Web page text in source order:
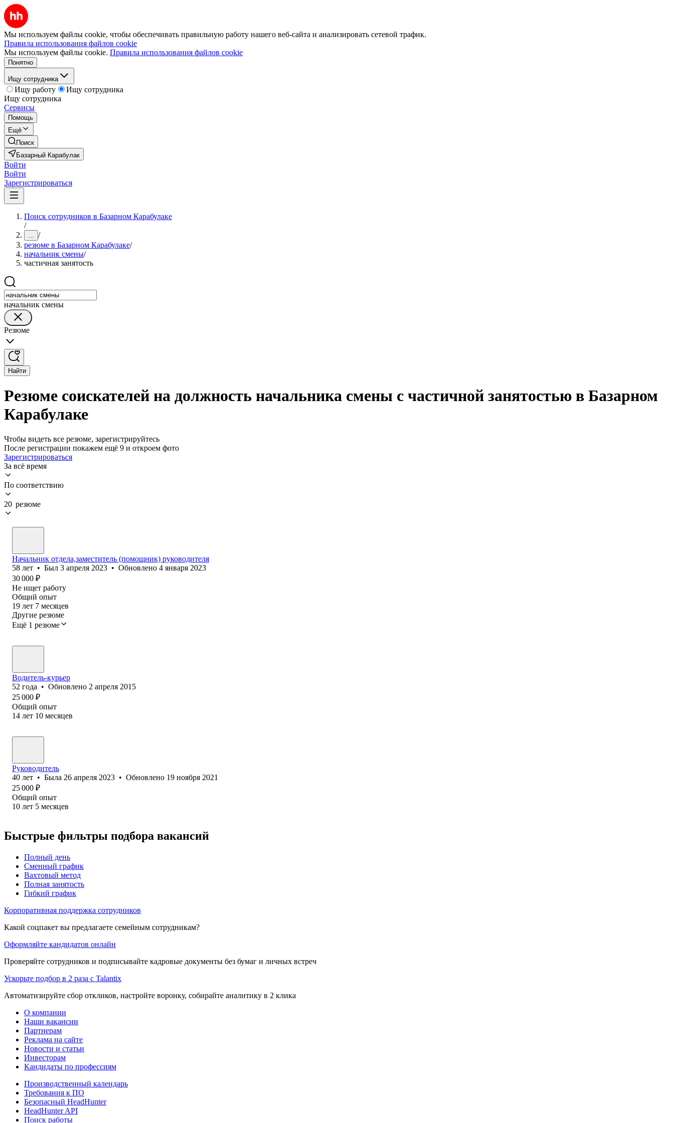
Мы используем файлы cookie, чтобы обеспечивать правильную работу нашего веб-сайта и анализировать сетевой трафик.
Правила использования файлов cookie
Мы используем файлы cookie. Правила использования файлов cookie
Понятно
Ищу сотрудника
Ищу работу
Ищу сотрудника
Ищу сотрудника
Сервисы
Помощь
Ещё
Поиск
Базарный Карабулак
Войти
Войти
Зарегистрироваться
Поиск сотрудников в Базарном Карабулаке
/
... /
резюме в Базарном Карабулаке/
начальник смены/
частичная занятость
начальник смены
Резюме
Найти
Резюме соискателей на должность начальника смены с частичной занятостью в Базарном
Карабулаке
Чтобы видеть все резюме, зарегистрируйтесь
После регистрации покажем ещё 9 и откроем фото
Зарегистрироваться
За всё время
По соответствию
20 резюме
Начальник отдела,заместитель (помощник) руководителя
58 лет • Был 3 апреля 2023 • Обновлено 4 января 2023
30 000 ₽
Не ищет работу
Общий опыт
19 лет 7 месяцев
Другие резюме
Ещё 1 резюме
Водитель-курьер
52 года • Обновлено 2 апреля 2015
25 000 ₽
Общий опыт
14 лет 10 месяцев
Руководитель
40 лет • Была 26 апреля 2023 • Обновлено 19 ноября 2021
25 000 ₽
Общий опыт
10 лет 5 месяцев
Быстрые фильтры подбора вакансий
Полный день
Сменный график
Вахтовый метод
Полная занятость
Гибкий график
Корпоративная поддержка сотрудников
Какой соцпакет вы предлагаете семейным сотрудникам?
Оформляйте кандидатов онлайн
Проверяйте сотрудников и подписывайте кадровые документы без бумаг и личных встреч
Ускорьте подбор в 2 раза с Talantix
Автоматизируйте сбор откликов, настройте воронку, собирайте аналитику в 2 клика
О компании
Наши вакансии
Партнерам
Реклама на сайте
Новости и статьи
Инвесторам
Кандидаты по профессиям
Производственный календарь
Требования к ПО
Безопасный HeadHunter
HeadHunter API
Поиск работы